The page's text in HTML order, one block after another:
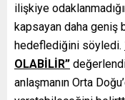
ilişkiye
kapsayan daha
hedeflediğini söyledi.
OLABİLİR”
anlaşmanın Orta